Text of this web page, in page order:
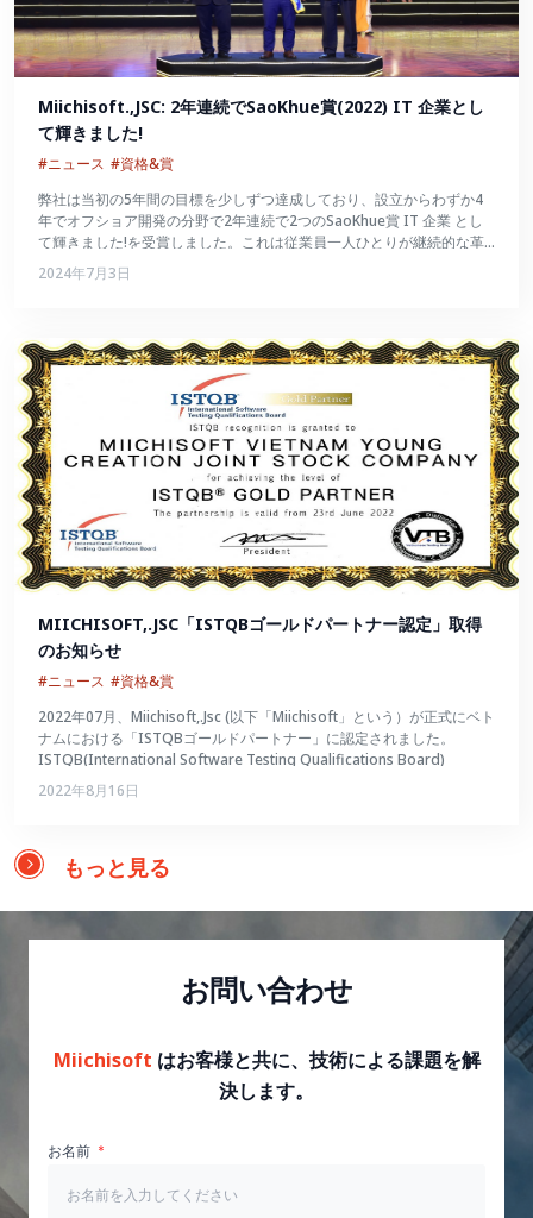
Miichisoft.,JSC: 2年連続でSaoKhue賞(2022) IT 企業とし
て輝きました!
#ニュース #資格&賞
弊社は当初の5年間の目標を少しずつ達成しており、設立からわずか4
年でオフショア開発の分野で2年連続で2つのSaoKhue賞 IT 企業 とし
て輝きました!を受賞しました。これは従業員一人ひとりが継続的な革
新を続け、数々の試練を切り抜けて大きく成長したことの証でもあるで
しょう。
2024年7月3日
MIICHISOFT,.JSC「ISTQBゴールドパートナー認定」取得
のお知らせ
#ニュース #資格&賞
2022年07月、Miichisoft,.Jsc (以下「Miichisoft」という）が正式にベト
ナムにおける「ISTQBゴールドパートナー」に認定されました。
ISTQB(International Software Testing Qualifications Board)
2022年8月16日
もっと見る
お問い合わせ
Miichisoft はお客様と共に、技術による課題を解
決します。
お名前